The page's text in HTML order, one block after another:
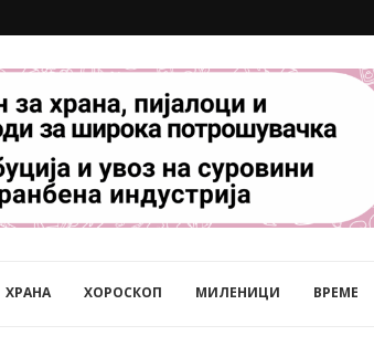
ХРАНА ХОРОСКОП МИЛЕНИЦИ ВРЕМЕ